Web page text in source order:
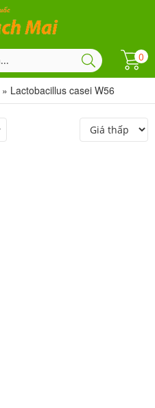
0
» Lactobacillus casei W56